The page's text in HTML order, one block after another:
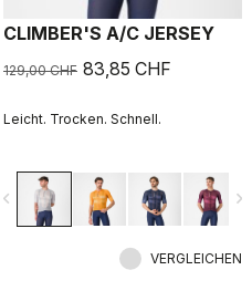
CLIMBER'S A/C JERSEY
129,00 CHF 83,85 CHF
Leicht. Trocken. Schnell.
navigate_next
VERGLEICHEN